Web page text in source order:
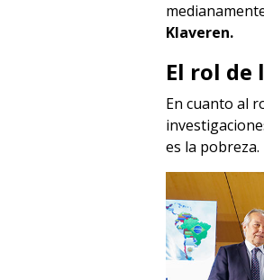
Klaveren.
El rol de
En cuanto al
es la pobreza.